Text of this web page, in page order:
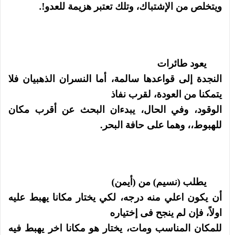
ويتخلص من الإشتباك، وتلك تعتبر هزيمة للعدو!.
يعود طائرات
النجدة إلى قواعدها سالمة، أما النسران الذهبيان فلا
يتمكنا من العودة، لقرب نفاذ
الوقود، وفي الحال، يبدءان البحث عن أقرب مكان
للهبوط،، وهما على حافة البحر.
يطلب (نسيم) من (أيمن)
أن يكون اعلي منه درجه، لكي يختار مكانا يهبط عليه
اولاً، فإن لم ينجح فى إختياره
للمكان المناسب ومات، يختار هو مكانا اخر يهبط فيه